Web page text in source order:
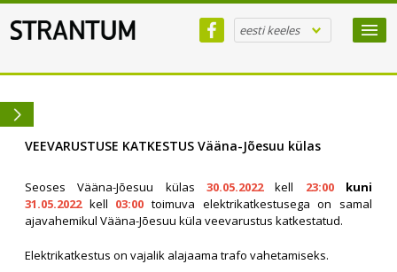
eesti keeles
VEEVARUSTUSE KATKESTUS Vääna-Jõesuu külas
Seoses Vääna-Jõesuu külas 30.05.2022kell 23:00
kuni
31.05.2022kell 03:00 toimuva elektrikatkestusega on samal
ajavahemikul Vääna-Jõesuu küla veevarustus katkestatud.
Elektrikatkestus on vajalik alajaama trafo vahetamiseks.